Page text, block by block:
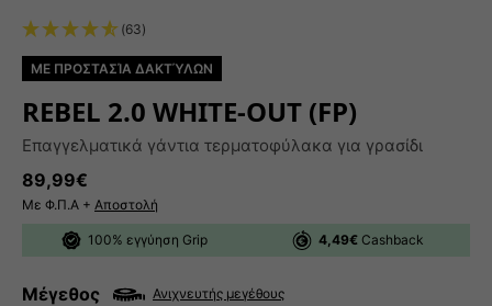
(63)
ΜΕ ΠΡΟΣΤΑΣΊΑ ΔΑΚΤΎΛΩΝ
REBEL 2.0 WHITE-OUT (FP)
Επαγγελματικά γάντια τερματοφύλακα για γρασίδι
Κανονική τιμή
89,99€
Με Φ.Π.Α + Αποστολή
100% εγγύηση Grip 4,49€ Cashback
Μέγεθος Ανιχνευτής μεγέθους